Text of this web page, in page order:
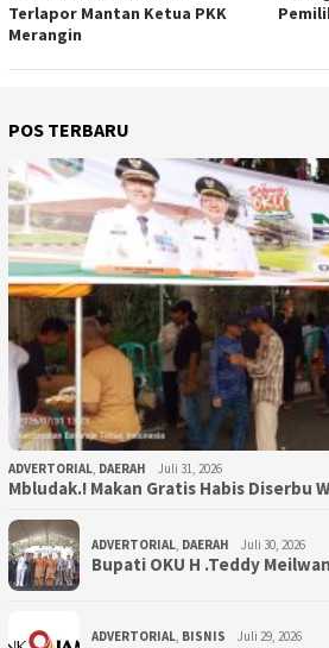
Terlapor Mantan Ketua PKK
Merangin
POS TERBARU
ADVERTORIAL, DAERAH Juli 31, 2026
Mbludak.! Makan Gratis Habis Diserbu
ADVERTORIAL, DAERAH Juli 30, 2026
Bupati OKU H .Teddy
ADVERTORIAL, BISNIS Juli 29, 2026